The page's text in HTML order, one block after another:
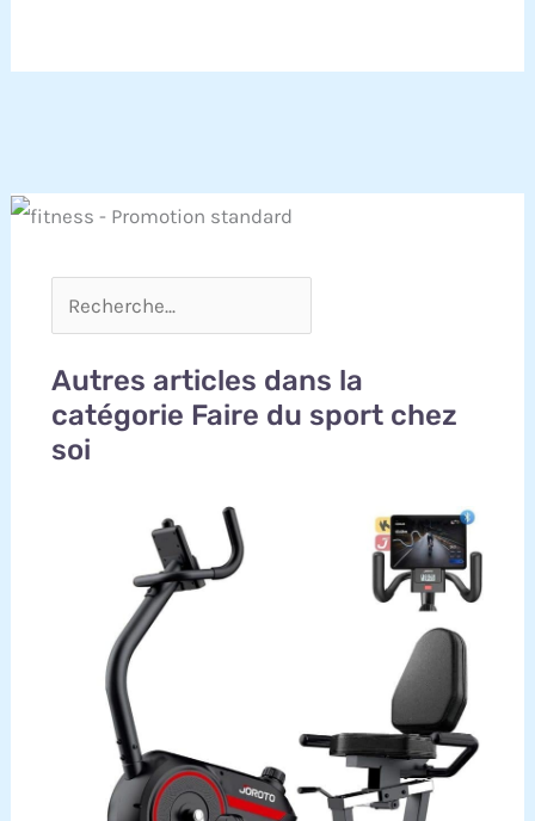
【𝐏𝐨𝐮𝐫𝐪𝐮𝐨𝐢 𝐜𝐡𝐨𝐢𝐬𝐢𝐫 𝐃𝐌𝐀𝐒𝐔𝐍 ?】DMASUN est une
le monde entier. Tous nos équipements
soutenus par une garantie de 5 ans protégeant
votre investissement. Choisissez DMASUN et
Autres articles dans la
catégorie Faire du sport chez
soi